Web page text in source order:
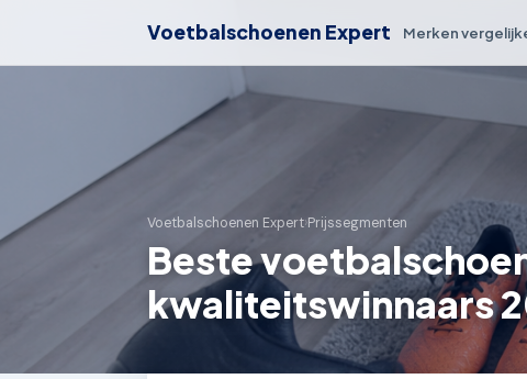
Voetbalschoenen Expert Merken
Voetbalschoenen Expert›Prijssegmenten
Beste
kwaliteitswinnaars